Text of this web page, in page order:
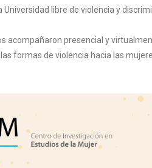
Universidad libre de violencia y
acompañaron presencial y
formas de violencia hacia las